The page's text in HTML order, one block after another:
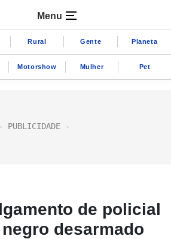
Menu
Rural Gente Planeta
Motorshow Mulher Pet
de policial
desarmado